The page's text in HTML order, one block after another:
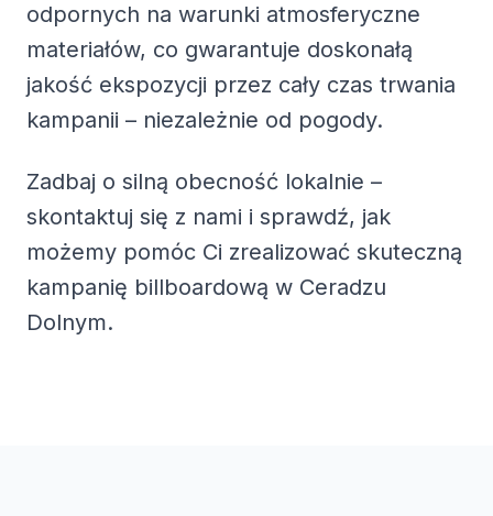
odpornych na warunki atmosferyczne
materiałów, co gwarantuje doskonałą
jakość ekspozycji przez cały czas trwania
kampanii – niezależnie od pogody.
Zadbaj o silną obecność lokalnie –
skontaktuj się z nami i sprawdź, jak
możemy pomóc Ci zrealizować skuteczną
kampanię billboardową w Ceradzu
Dolnym.